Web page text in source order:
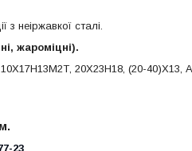
неіржавкої сталі.
жароміцні).
20Х23Н18, (20-40)Х13,
23